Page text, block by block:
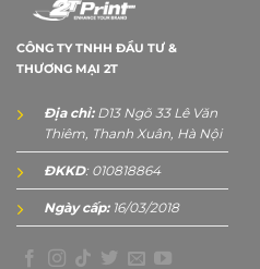
CÔNG TY TNHH ĐẦU TƯ &
THƯƠNG MẠI 2T
Địa chỉ:D13 Ngõ 33 Lê Văn
Thiêm, Thanh Xuân, Hà Nội
ĐKKD: 010818864
Ngày cấp:16/03/2018